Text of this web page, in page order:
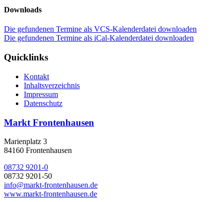
Downloads
Die gefundenen Termine als VCS-Kalenderdatei downloaden
Die gefundenen Termine als iCal-Kalenderdatei downloaden
Quicklinks
Kontakt
Inhaltsverzeichnis
Impressum
Datenschutz
Markt Frontenhausen
Marienplatz 3
84160 Frontenhausen
08732 9201-0
08732 9201-50
info@markt-frontenhausen.de
www.markt-frontenhausen.de